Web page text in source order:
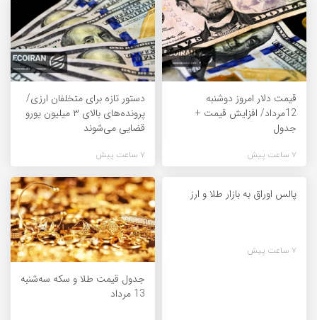
قیمت دلار امروز دوشنبه
12مرداد/ افزایش قیمت +
جدول
7 ساعت پیش
دستور تازه برای متخلفان ارزی/
پرونده‌های بالای ۳ میلیون یورو
قضایی می‌شوند
7 ساعت پیش
پالس اوراق به بازار طلا و ارز
7 ساعت پیش
جدول قیمت طلا و سکه سه‌شنبه
13 مرداد